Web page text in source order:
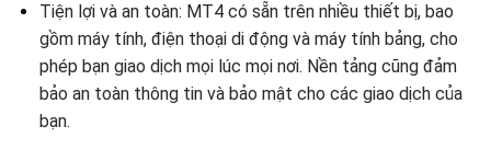
Tiện lợi và an toàn: MT4 có sẵn trên nhiều thiết bị, bao
gồm máy tính, điện thoại di động và máy tính bảng, cho
phép bạn giao dịch mọi lúc mọi nơi. Nền tảng cũng đảm
bảo an toàn thông tin và bảo mật cho các giao dịch của
bạn.